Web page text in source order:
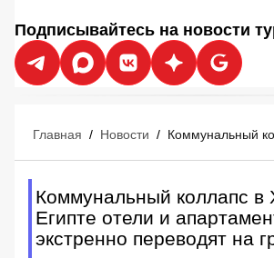
Подписывайтесь на новости
Главная / Новости /
Коммунальный коллапс в
Египте отели и
экстренно переводят на